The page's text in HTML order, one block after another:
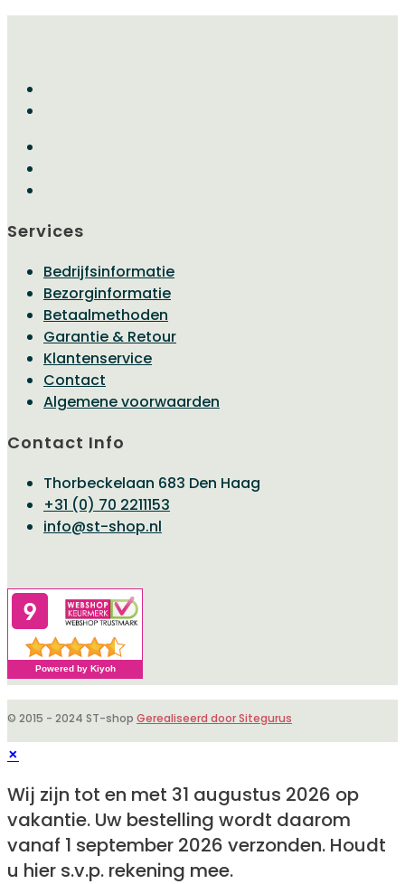
Services
Bedrijfsinformatie
Bezorginformatie
Betaalmethoden
Garantie & Retour
Klantenservice
Contact
Algemene voorwaarden
Contact Info
Thorbeckelaan 683 Den Haag
+31 (0) 70 2211153
info@st-shop.nl
© 2015 - 2024 ST-shop Gerealiseerd door Sitegurus
×
Wij zijn tot en met 31 augustus 2026 op
vakantie. Uw bestelling wordt daarom
vanaf 1 september 2026 verzonden. Houdt
u hier s.v.p. rekening mee.